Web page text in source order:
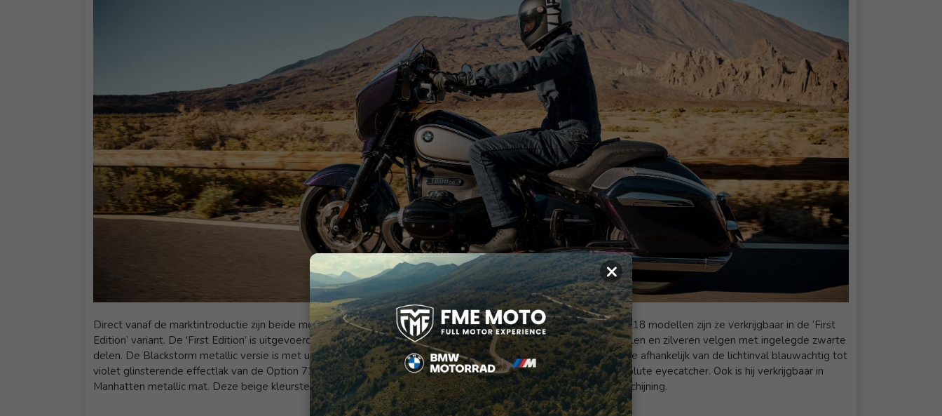
Direct vanaf de marktintroductie zijn beide modellen in vier kleuren/varianten verkrijgbaar. Net zoals de andere R 18 modellen zijn ze verkrijgbaar in de ‘First
Edition’ variant. De 'First Edition’ is uitgevoerd in een zwarte lak en voorzien van witte pinstriping, chrome blokdelen en zilveren velgen met ingelegde zwarte
delen. De Blackstorm metallic versie is met uitzondering van de verchroomde uitlaten, van top tot teen zwart. De afhankelijk van de lichtinval blauwachtig tot
violet glinsterende effectlak van de Option 719 Galaxy Dust metallic kleurstelling maakt van jouw R 18 een absolute eyecatcher. Ook is hij verkrijgbaar in
Manhatten metallic mat. Deze beige kleurstelling is in combinatie met de zwarte blokdelen een opvallende verschijning.
×